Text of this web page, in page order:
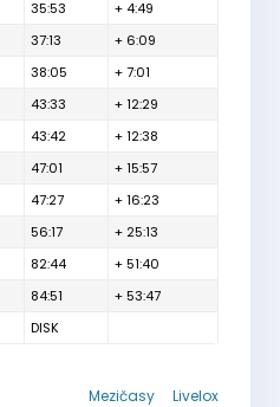
35:53
+ 4:49
37:13
+ 6:09
38:05
+ 7:01
43:33
+ 12:29
43:42
+ 12:38
47:01
+ 15:57
47:27
+ 16:23
56:17
+ 25:13
82:44
+ 51:40
84:51
+ 53:47
DISK
Livelox
Mezičasy